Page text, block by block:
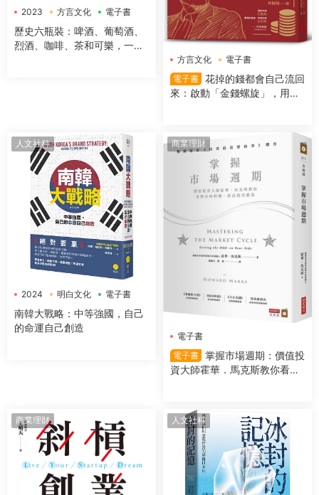
2023 方言文化 電子書
歷史六瓶裝：啤酒、葡萄酒、
烈酒、咖啡、茶和可樂，一字
方言文化
電子書
電子書 花掉的錢都會自己流回
來：啟動「金錢螺旋」，用錢
人文社科
2024 明白文化 電子書
南韓大戰略：中等強國，自己
的命運自己創造
商業理財
電子書
電子書 掌握市場週期：價值投
資大師霍華．馬克斯教你看對
商業理財 人文社科